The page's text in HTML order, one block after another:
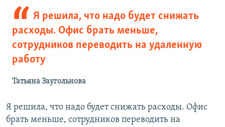
Я решила, что надо будет снижать
расходы. Офис брать меньше,
сотрудников переводить на удаленную
работу
Татьяна Заугольнова
Я решила, что надо будет снижать расходы. Офис
брать меньше, сотрудников переводить на